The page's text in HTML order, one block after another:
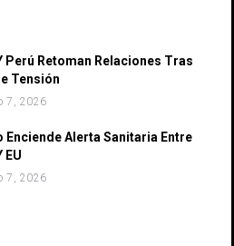
Perú Retoman Relaciones Tras
Tensión
7, 2026
Enciende Alerta Sanitaria Entre
EU
7, 2026